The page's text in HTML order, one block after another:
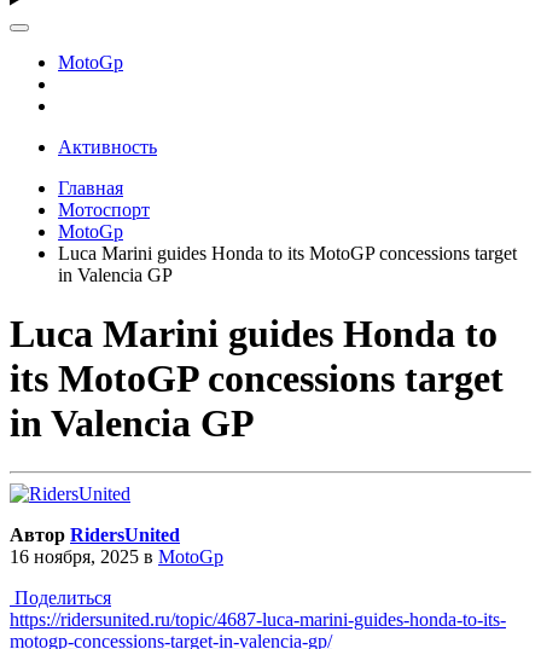
MotoGp
Активность
Главная
Мотоспорт
MotoGp
Luca Marini guides Honda to its MotoGP concessions target
in Valencia GP
Luca Marini guides Honda to
its MotoGP concessions target
in Valencia GP
Автор RidersUnited
16 ноября, 2025 в MotoGp
Поделиться
https://ridersunited.ru/topic/4687-luca-marini-guides-honda-to-its-
motogp-concessions-target-in-valencia-gp/